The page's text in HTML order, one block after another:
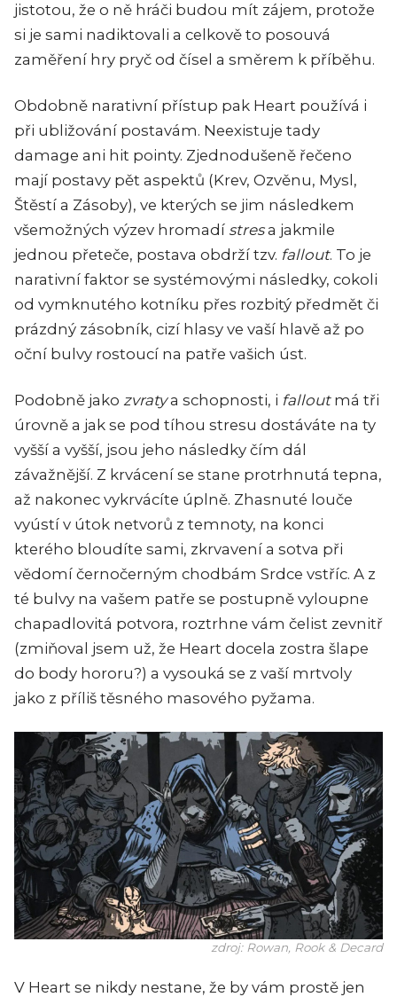
jistotou, že o ně hráči budou mít zájem, protože
si je sami nadiktovali a celkově to posouvá
zaměření hry pryč od čísel a směrem k příběhu.
Obdobně narativní přístup pak Heart používá i
při ubližování postavám. Neexistuje tady
damage ani hit pointy. Zjednodušeně řečeno
mají postavy pět aspektů (Krev, Ozvěnu, Mysl,
Štěstí a Zásoby), ve kterých se jim následkem
všemožných výzev hromadí stresa jakmile
jednou přeteče, postava obdrží tzv. fallout. To je
narativní faktor se systémovými následky, cokoli
od vymknutého kotníku přes rozbitý předmět či
prázdný zásobník, cizí hlasy ve vaší hlavě až po
oční bulvy rostoucí na patře vašich úst.
Podobně jako zvratya schopnosti, i falloutmá tři
úrovně a jak se pod tíhou stresu dostáváte na ty
vyšší a vyšší, jsou jeho následky čím dál
závažnější. Z krvácení se stane protrhnutá tepna,
až nakonec vykrvácíte úplně. Zhasnuté louče
vyústí v útok netvorů z temnoty, na konci
kterého bloudíte sami, zkrvavení a sotva při
vědomí černočerným chodbám Srdce vstříc. A z
té bulvy na vašem patře se postupně vyloupne
chapadlovitá potvora, roztrhne vám čelist zevnitř
(zmiňoval jsem už, že Heart docela zostra šlape
do body hororu?) a vysouká se z vaší mrtvoly
jako z příliš těsného masového pyžama.
zdroj: Rowan, Rook & Decard
V Heart se nikdy nestane, že by vám prostě jen